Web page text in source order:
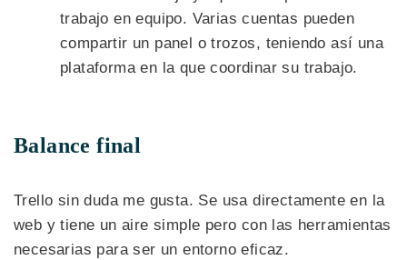
trabajo en equipo. Varias cuentas pueden
compartir un panel o trozos, teniendo así una
plataforma en la que coordinar su trabajo.
Balance final
Trello sin duda me gusta. Se usa directamente en la
web y tiene un aire simple pero con las herramientas
necesarias para ser un entorno eficaz.